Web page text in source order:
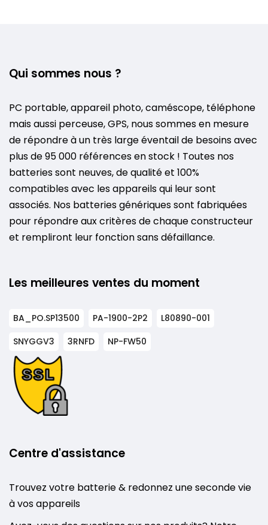
Qui sommes nous ?
PC portable, appareil photo, caméscope, téléphone
mais aussi perceuse, GPS, nous sommes en mesure
de répondre à un très large éventail de besoins avec
plus de 95 000 références en stock ! Toutes nos
batteries sont neuves, de qualité et 100%
compatibles avec les appareils qui leur sont
associés. Nos batteries génériques sont fabriquées
pour répondre aux critères de chaque constructeur
et rempliront leur fonction sans défaillance.
Les meilleures ventes du moment
BA_PO.SP13500 PA-1900-2P2
L80890-001
SNYGGV3
3RNFD NP-FW50
Centre d'assistance
Trouvez votre batterie & redonnez une seconde vie
à vos appareils